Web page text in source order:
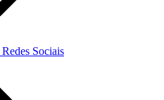
Redes Sociais